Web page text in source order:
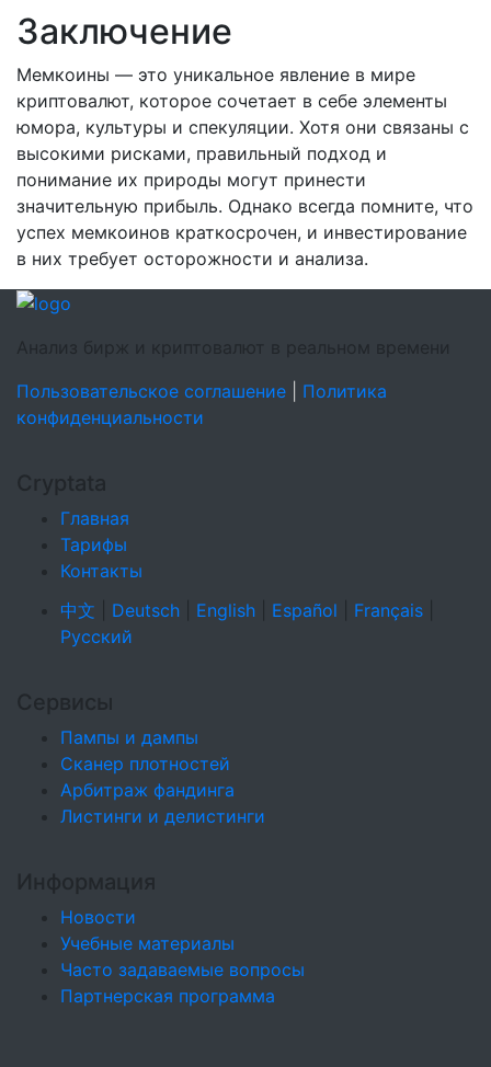
Заключение
Мемкоины — это уникальное явление в мире
криптовалют, которое сочетает в себе элементы
юмора, культуры и спекуляции. Хотя они связаны с
высокими рисками, правильный подход и
понимание их природы могут принести
значительную прибыль. Однако всегда помните, что
успех мемкоинов краткосрочен, и инвестирование
в них требует осторожности и анализа.
Анализ бирж и криптовалют в реальном времени
Пользовательское соглашение
Политика
конфиденциальности
Cryptata
Главная
Тарифы
Контакты
中文
Deutsch English Español Français
Русский
Сервисы
Пампы и дампы
Сканер плотностей
Арбитраж фандинга
Листинги и делистинги
Информация
Новости
Учебные материалы
Часто задаваемые вопросы
Партнерская программа